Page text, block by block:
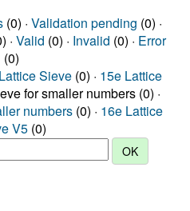
(0) · Validation pending (0) ·
· Valid (0) · Invalid (0) · Error
(0)
Sieve (0) · 15e Lattice
for smaller numbers (0) ·
numbers (0) · 16e Lattice
V5 (0)